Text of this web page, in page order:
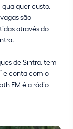
qualquer custo,
são
através do
de Sintra, tem
e conta com o
FM é a rádio